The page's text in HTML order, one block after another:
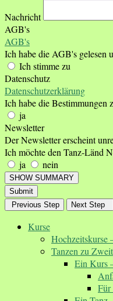
Nachricht
AGB's
AGB's
Ich habe die AGB's gelesen
Ich stimme zu
Datenschutz
Datenschutzerklärung
Ich habe die Bestimmungen
ja
Newsletter
Der Newsletter erscheint
Ich möchte den Tanz-Länd
ja
nein
SHOW SUMMARY
Submit
Previous Step
Next Step
Kurse
Hochzeitskurse
Tanzen zu Zweit
Ein Kurs
Für